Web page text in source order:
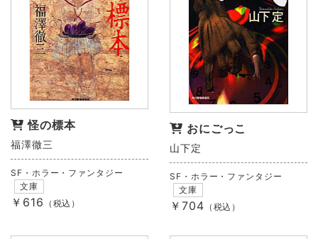
怪の標本
福澤徹三
SF・ホラー・ファンタジー
文庫
￥616 （税込）
おにごっこ
山下定
SF・ホラー・ファンタジー
文庫
￥704 （税込）